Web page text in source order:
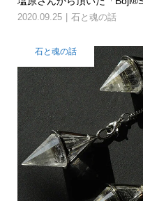
2020.09.25 石と魂の話
石と魂の話